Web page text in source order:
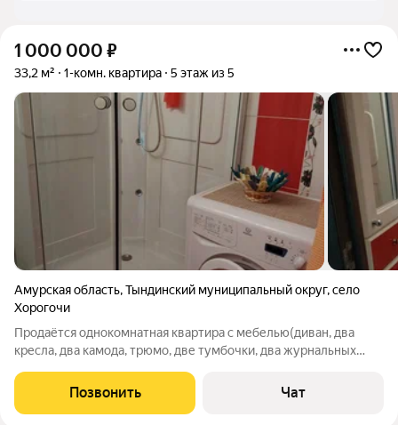
1 000 000 ₽
33,2 м² 1-комн. квартира 5 этаж из 5
Амурская область,Тындинский муниципальный округ,село
Хорогочи
Продаётся однокомнатная квартира с мебелью(диван, два
кресла, два камода, трюмо, две тумбочки, два журнальных
кухне холодильник 2х камерный, ценсорная плита Кайзер,
микроволновка, мясорубка,
Позвонить Чат